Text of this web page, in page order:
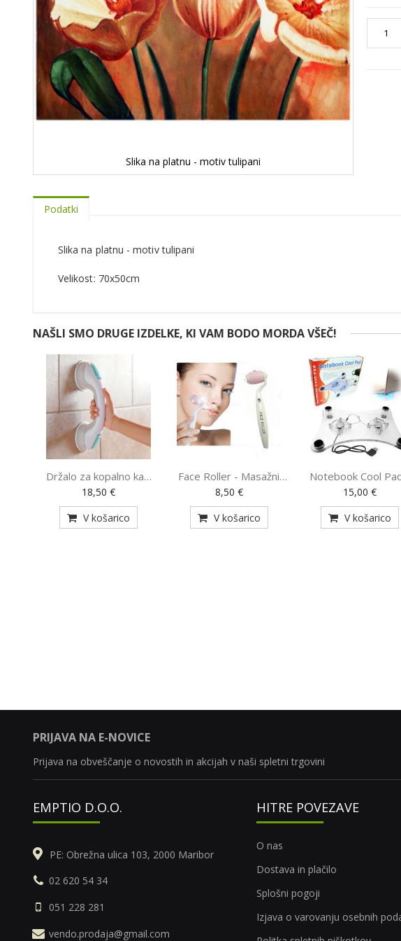
Slika na platnu - motiv tulipani
Podatki
Slika na platnu - motiv tulipani
Velikost: 70x50cm
NAŠLI SMO DRUGE IZDELKE, KI VAM BODO MORDA VŠEČ!
Držalo za kopalno kad
(VEN-300153)
18,50 €
V košarico
Face Roller - Masažni
pripomoček (AE-820)
8,50 €
V košarico
Notebook Cool
dodatno hlajenje za
prenosnik z 2
ventilatorjema (MY-
128)
15,00 €
V košarico
PRIJAVA NA E-NOVICE
Prijava na obveščanje o novostih in akcijah v naši spletni trgovini
EMPTIO D.O.O.
PE: Obrežna ulica 103, 2000 Maribor
02 620 54 34
051 228 281
vendo.prodaja@gmail.com
HITRE POVEZAVE
O nas
Dostava in plačilo
Splošni pogoji
Izjava o varovanju osebnih